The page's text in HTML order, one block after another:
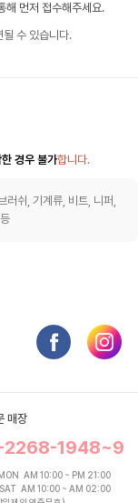
해 먼저 접수해주세요.
될 수 있습니다.
경우 불가합니다.
쉬, 기계류, 비트, 니퍼,
매장
2268-1948~9
AM 10:00 ~ PM 21:00
AM 10:00 ~ AM 02:00